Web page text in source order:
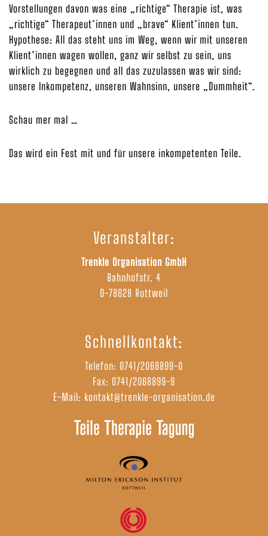
Vorstellungen davon was eine „richtige“ Therapie ist, was
„richtige“ Therapeut*innen und „brave“ Klient*innen tun.
Hypothese: All das steht uns im Weg, wenn wir mit unseren
Klient*innen wagen wollen, ganz wir selbst zu sein, uns
wirklich zu begegnen und all das zuzulassen was wir sind:
unsere Inkompetenz, unseren Wahnsinn, unsere „Dummheit“.
Schau mer mal …
Das wird ein Fest mit und für unsere inkompetenten Teile.
Veranstalter:
Trenkle Organisation GmbH
Bahnhofstr. 4
D-78628 Rottweil
Schnellkontakt:
Telefon: 0741/2068899-0
Fax: 0741/2068899-9
E-Mail: kontakt@trenkle-organisation.de